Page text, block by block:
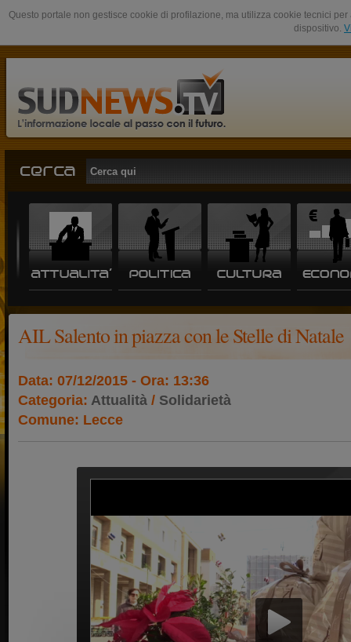
Questo portale non gestisce cookie di profilazione, ma utilizza cookie tecnici
dispositivo.
AIL Salento in piazza con le Stelle di Natale
Data: 07/12/2015 - Ora: 13:36
Categoria: Attualità / Solidarietà
Comune: Lecce